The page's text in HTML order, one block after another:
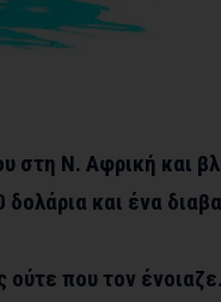
στη Ν. Αφρική και
δολάρια και ένα
ούτε που τον